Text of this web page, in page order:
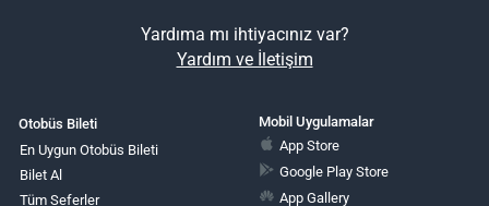
Yardıma mı ihtiyacınız var?
Yardım ve İletişim
Otobüs Bileti
En Uygun Otobüs Bileti
Bilet Al
Tüm Seferler
Mobil Uygulamalar
App Store
Google Play Store
App Gallery